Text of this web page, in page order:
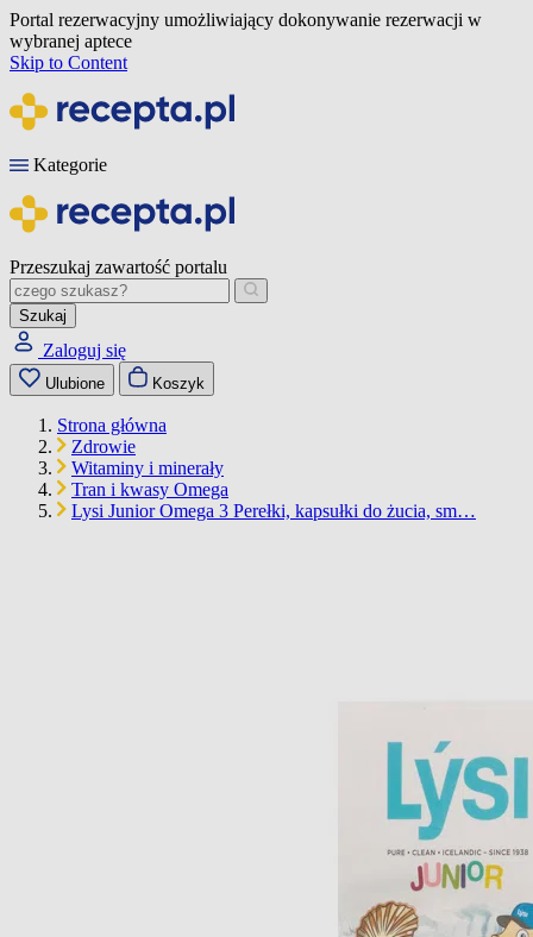
Portal rezerwacyjny umożliwiający dokonywanie rezerwacji w
wybranej aptece
Skip to Content
Kategorie
Przeszukaj zawartość portalu
Szukaj
Zaloguj się
Ulubione Koszyk
Strona główna
Zdrowie
Witaminy i minerały
Tran i kwasy Omega
Lysi Junior Omega 3 Perełki, kapsułki do żucia, sm…